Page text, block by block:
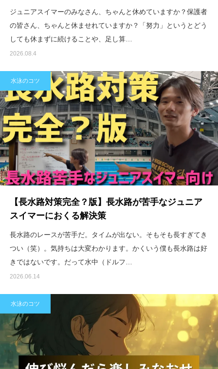
ジュニアスイマーのみなさん、ちゃんと休めていますか？保護者
の皆さん、ちゃんと休ませれていますか？「努力」というとどう
しても休まずに続けることや、足し算…
2026.08.4
水泳のコツ
【長水路対策完全？版】長水路が苦手なジュニア
スイマーにおくる解決策
長水路のレースが苦手だ。タイムが出ない。そもそも長すぎてき
つい（笑）。気持ちは大変わかります。かくいう僕も長水路は好
きではないです。だって水中（ドルフ…
2026.06.14
水泳のコツ